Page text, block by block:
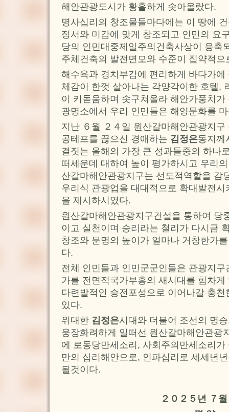
해안관광도시가 황홀하게 솟아올랐다.
명사십리의 창조물들마다에는 이 땅에
정서와 미감에 맞게 창조되고 인민의 요
당의 인민대중제일주의건축사상이 응축
주체건축의 발전면모와 수준이 집약적으
해수욕과 경치부감에 편리하게 바다가
체감이 한껏 살아나는 각양각이한 호텔,
이 키돋움하며 솟구쳐올라 해안가풍치
광명소에서 우리 인민들은 해양문화를
지난 ６월 ２４일 원산갈마해안관광지
공테프를 끊으신 경애하는 김정은동지께
결짓는 올해의 가장 큰 성과들중의 하나
떠세운데 대하여 높이 평가하시고 우리
산갈마해안관광지구는 선도적역할을 감
우리식 관광업을 대대적으로 확대발전
을 제시하시였다.
원산갈마해안관광지구건설을 통하여 당
이고 실천이며 승리라는 철리가 다시금
창조와 문명의 높이가 얼마나 거창한가
다.
전체 인민들과 인민군군인들은 관광지
가를 전면적국가부흥의 새시대를 힘차
다련발적인 승전포성으로 이어나갈 충
있다.
위대한 김정은시대와 더불어 조선의 명
웅장화려하게 일떠선 원산갈마해안관광
에 로동당만세소리, 사회주의만세소리
만의 십리해안으로, 인파십리로 세세년
될것이다.
２０２５년 ７